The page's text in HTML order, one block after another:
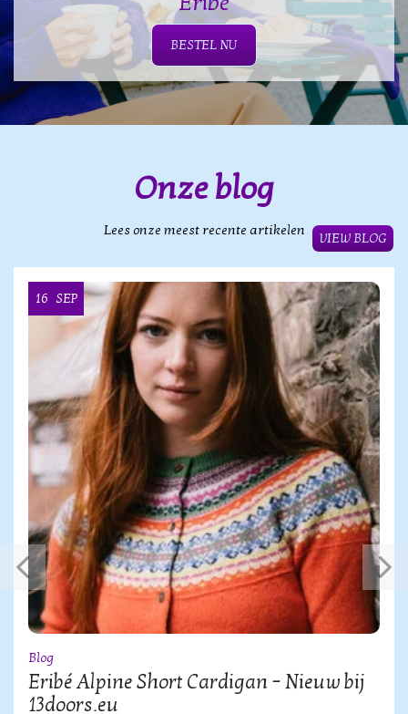
BESTEL NU
Onze blog
Lees onze meest recente artikelen
VIEW BLOG
16 SEP
Blog
Eribé Alpine Short Cardigan – Nieuw bij
13doors.eu